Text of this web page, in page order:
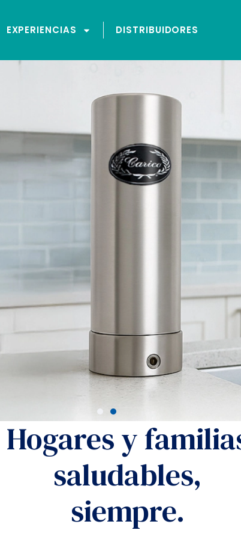
EXPERIENCIAS DISTRIBUIDORES
Lucena Rocha
Hogares y
saludables,
siempre.